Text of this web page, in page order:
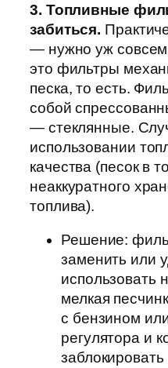
3. Топливные
забиться.
— нужно уж
это фильтры
песка, то есть.
собой
— стеклянные.
использовании
качества (песок в
неаккуратного
топлива).
Решение:
заменить или
использовать
мелкая
с бензином
регулятора и